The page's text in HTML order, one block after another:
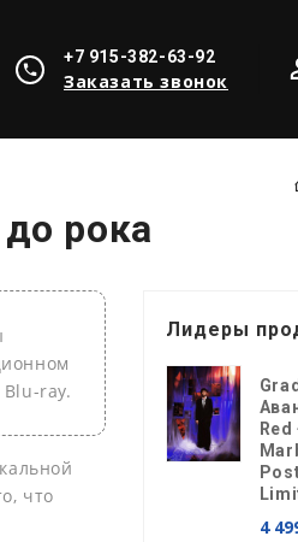
+7 915-382-63-92
Заказать звонок
рока
ray.
что
Лидеры
4